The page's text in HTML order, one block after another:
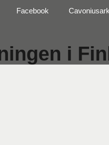
i
Facebook